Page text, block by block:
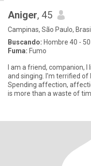
Aniger, 45
Campinas, São Paulo, Brasil
Buscando: Hombre 40 - 50
Fuma: Fumo
I am a friend, companion,
and singing. I'm terrified of
Spending affection,
is more than a waste of